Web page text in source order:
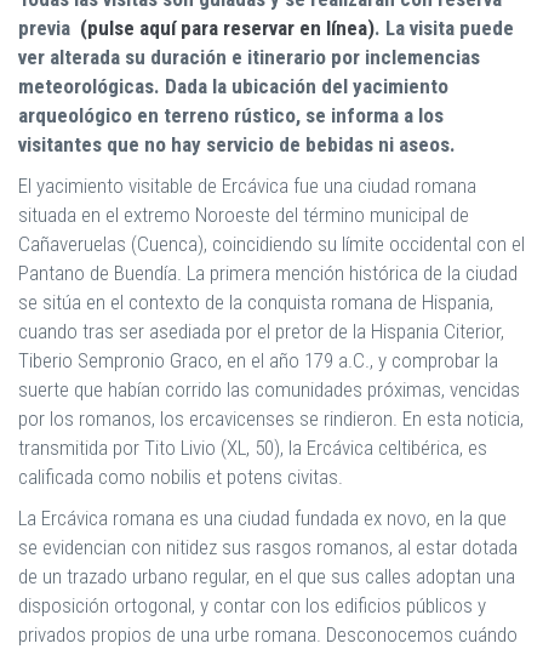
previa (pulse aquí para reservar en línea). La visita puede
ver alterada su duración e itinerario por inclemencias
meteorológicas. Dada la ubicación del yacimiento
arqueológico en terreno rústico, se informa a los
visitantes que no hay servicio de bebidas ni aseos.
El yacimiento visitable de Ercávica fue una ciudad romana
situada en el extremo Noroeste del término municipal de
Cañaveruelas (Cuenca), coincidiendo su límite occidental con el
Pantano de Buendía. La primera mención histórica de la ciudad
se sitúa en el contexto de la conquista romana de Hispania,
cuando tras ser asediada por el pretor de la Hispania Citerior,
Tiberio Sempronio Graco, en el año 179 a.C., y comprobar la
suerte que habían corrido las comunidades próximas, vencidas
por los romanos, los ercavicenses se rindieron. En esta noticia,
transmitida por Tito Livio (XL, 50), la Ercávica celtibérica, es
calificada como nobilis et potens civitas.
La Ercávica romana es una ciudad fundada ex novo, en la que
se evidencian con nitidez sus rasgos romanos, al estar dotada
de un trazado urbano regular, en el que sus calles adoptan una
disposición ortogonal, y contar con los edificios públicos y
privados propios de una urbe romana. Desconocemos cuándo